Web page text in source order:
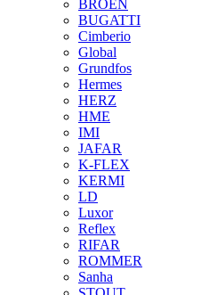
BROEN
BUGATTI
Cimberio
Global
Grundfos
Hermes
HERZ
HME
IMI
JAFAR
K-FLEX
KERMI
LD
Luxor
Reflex
RIFAR
ROMMER
Sanha